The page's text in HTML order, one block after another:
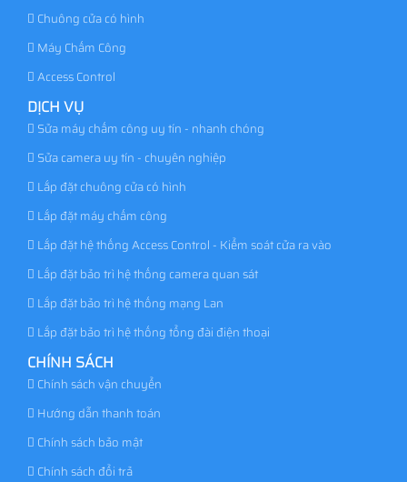
Chuông cửa có hình
Máy Chấm Công
Access Control
DỊCH VỤ
Sửa máy chấm công uy tín - nhanh chóng
Sửa camera uy tín - chuyên nghiệp
Lắp đặt chuông cửa có hình
Lắp đặt máy chấm công
Lắp đặt hệ thống Access Control - Kiểm soát cửa ra vào
Lắp đặt bảo trì hệ thống camera quan sát
Lắp đặt bảo trì hệ thống mạng Lan
Lắp đặt bảo trì hệ thống tổng đài điện thoại
CHÍNH SÁCH
Chính sách vận chuyển
Hướng dẫn thanh toán
Chính sách bảo mật
Chính sách đổi trả